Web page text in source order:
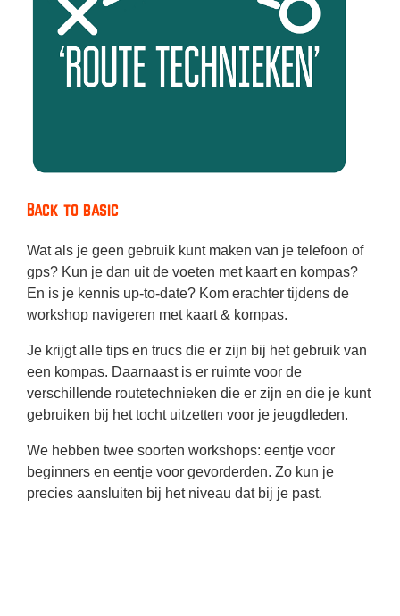
Back to basic
Wat als je geen gebruik kunt maken van je telefoon of
gps? Kun je dan uit de voeten met kaart en kompas?
En is je kennis up-to-date? Kom erachter tijdens de
workshop navigeren met kaart & kompas.
Je krijgt alle tips en trucs die er zijn bij het gebruik van
een kompas. Daarnaast is er ruimte voor de
verschillende routetechnieken die er zijn en die je kunt
gebruiken bij het tocht uitzetten voor je jeugdleden.
We hebben twee soorten workshops: eentje voor
beginners en eentje voor gevorderden. Zo kun je
precies aansluiten bij het niveau dat bij je past.